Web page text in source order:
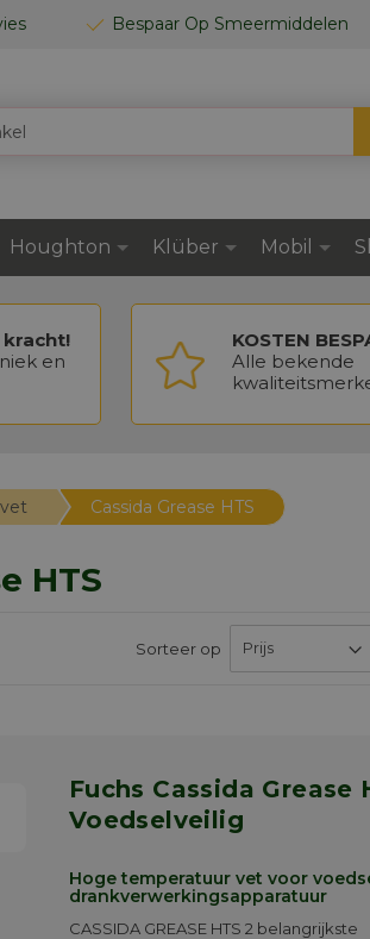
Bespaar Op Smeermiddelen
Houghton Klüber Mobil
kracht!
en
KOSTEN
Alle bekende
Cassida Grease HTS
HTS
Sorteer op
Fuchs Cassida Grease HTS 2 -
Voedselveilig
Hoge temperatuur vet voor
drankverwerkingsapparatuur
CASSIDA GREASE HTS 2 belangrijkste